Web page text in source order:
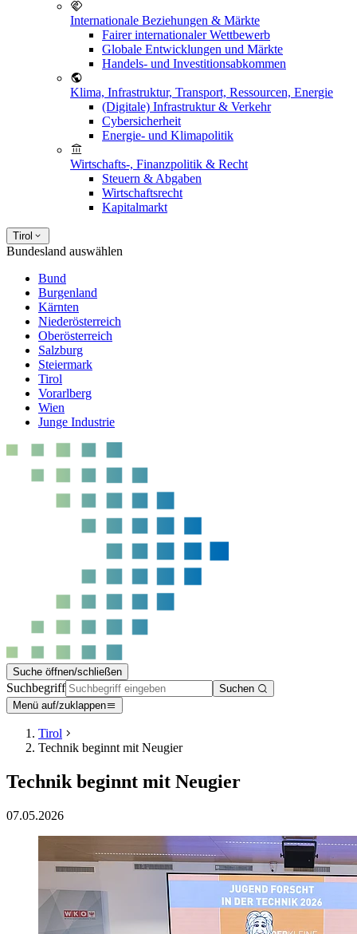
Internationale Beziehungen & Märkte
Fairer internationaler Wettbewerb
Globale Entwicklungen und Märkte
Handels- und Investitionsabkommen
Klima, Infrastruktur, Transport, Ressourcen, Energie
(Digitale) Infrastruktur & Verkehr
Cybersicherheit
Energie- und Klimapolitik
Wirtschafts-, Finanzpolitik & Recht
Steuern & Abgaben
Wirtschaftsrecht
Kapitalmarkt
Tirol
Bundesland auswählen
Bund
Burgenland
Kärnten
Niederösterreich
Oberösterreich
Salzburg
Steiermark
Tirol
Vorarlberg
Wien
Junge Industrie
Suche öffnen/schließen
Suchbegriff
Suchen
Menü auf/zuklappen
Tirol
Technik beginnt mit Neugier
Technik beginnt mit Neugier
07.05.2026